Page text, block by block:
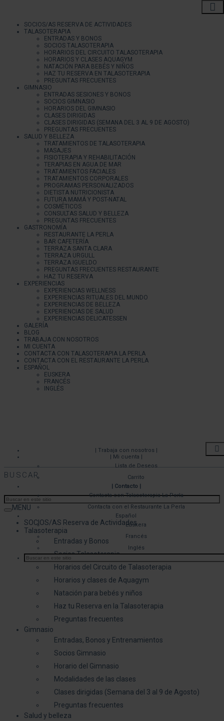
SOCIOS/AS RESERVA DE ACTIVIDADES
TALASOTERAPIA
ENTRADAS Y BONOS
SOCIOS TALASOTERAPIA
HORARIOS DEL CIRCUITO TALASOTERAPIA
HORARIOS Y CLASES AQUAGYM
NATACIÓN PARA BEBÉS Y NIÑOS
HAZ TU RESERVA EN TALASOTERAPIA
PREGUNTAS FRECUENTES
GIMNASIO
ENTRADAS SESIONES Y BONOS
SOCIOS GIMNASIO
HORARIOS DEL GIMNASIO
CLASES DIRIGIDAS
CLASES DIRIGIDAS (SEMANA DEL 3 AL 9 DE AGOSTO)
PREGUNTAS FRECUENTES
SALUD Y BELLEZA
TRATAMIENTOS DE TALASOTERAPIA
MASAJES
FISIOTERAPIA Y REHABILITACIÓN
TERAPIAS EN AGUA DE MAR
TRATAMIENTOS FACIALES
TRATAMIENTOS CORPORALES
PROGRAMAS PERSONALIZADOS
DIETISTA NUTRICIONISTA
FUTURA MAMÁ Y POST-NATAL
COSMÉTICOS
CONSULTAS SALUD Y BELLEZA
PREGUNTAS FRECUENTES
GASTRONOMÍA
RESTAURANTE LA PERLA
BAR CAFETERÍA
TERRAZA SANTA CLARA
TERRAZA URGULL
TERRAZA IGUELDO
PREGUNTAS FRECUENTES RESTAURANTE
HAZ TU RESERVA
EXPERIENCIAS
EXPERIENCIAS WELLNESS
EXPERIENCIAS RITUALES DEL MUNDO
EXPERIENCIAS DE BELLEZA
EXPERIENCIAS DE SALUD
EXPERIENCIAS DELICATESSEN
GALERÍA
BLOG
TRABAJA CON NOSOTROS
MI CUENTA
CONTACTA CON TALASOTERAPIA LA PERLA
CONTACTA CON EL RESTAURANTE LA PERLA
ESPAÑOL
EUSKERA
FRANCÉS
INGLÉS
| Trabaja con nosotros |
| Mi cuenta |
Lista de Deseos
Carrito
| Contacto |
Contacta con Talasoterapia La Perla
Contacta con el Restaurante La Perla
Español
Euskera
Francés
Inglés
BUSCAR
MENU
SOCIOS/AS Reserva de Actividades
Talasoterapia
Entradas y Bonos
Socios Talasoterapia
Horarios del Circuito de Talasoterapia
Horarios y clases de Aquagym
Natación para bebés y niños
Haz tu Reserva en la Talasoterapia
Preguntas frecuentes
Gimnasio
Entradas, Bonos y Entrenamientos
Socios Gimnasio
Horario del Gimnasio
Modalidades de las clases
Clases dirigidas (Semana del 3 al 9 de Agosto)
Preguntas frecuentes
Salud y belleza